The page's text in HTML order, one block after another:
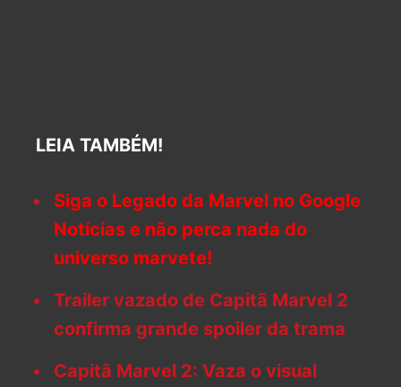
LEIA TAMBÉM!
Siga o Legado da Marvel no Google
Notícias e não perca nada do
universo marvete!
Trailer vazado de Capitã Marvel 2
confirma grande spoiler da trama
Capitã Marvel 2: Vaza o visual